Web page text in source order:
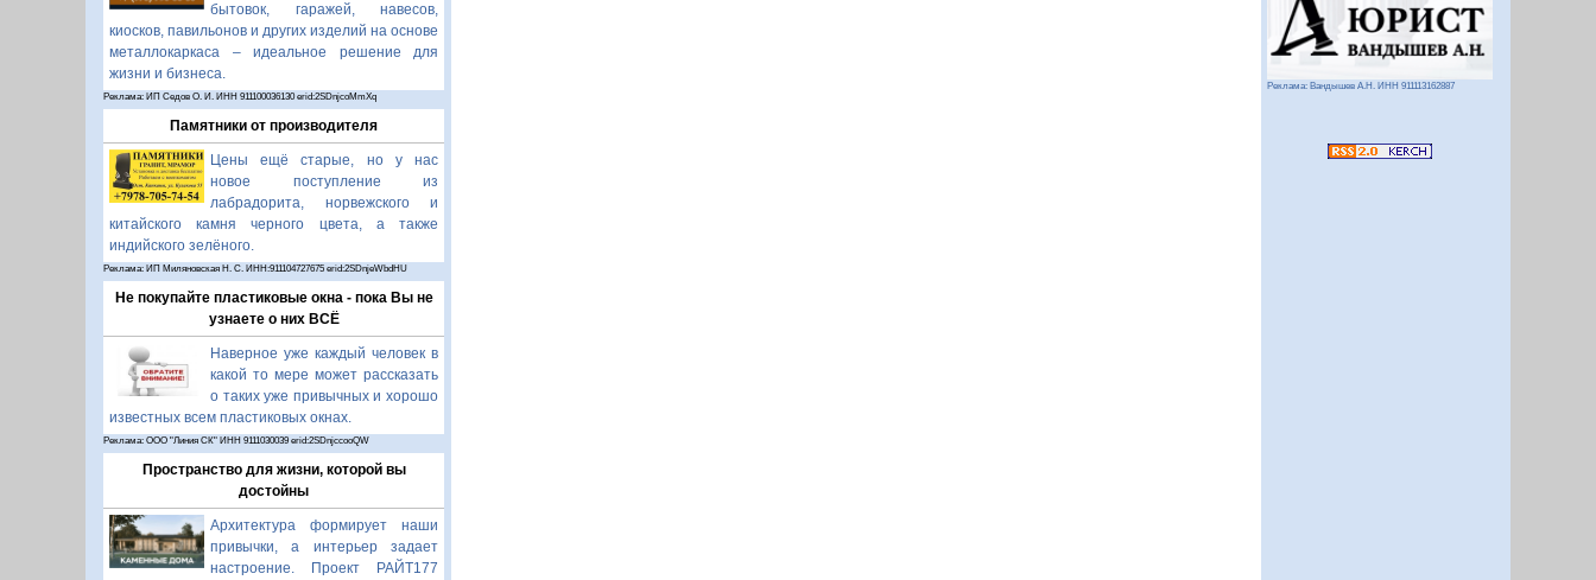
бытовок, гаражей, навесов,
киосков, павильонов и других изделий на основе
металлокаркаса – идеальное решение для
жизни и бизнеса.
Реклама: ИП Седов О. И. ИНН 911100036130 erid:2SDnjcoMmXq
Памятники от производителя
Цены ещё старые, но у нас
новое поступление из
лабрадорита, норвежского и
китайского камня черного цвета, а также
индийского зелёного.
Реклама: ИП Миляновская Н. С. ИНН:911104727675 erid:2SDnjeWbdHU
Не покупайте пластиковые окна - пока Вы не
узнаете о них ВСЁ
Наверное уже каждый человек в
какой то мере может рассказать
о таких уже привычных и хорошо
известных всем пластиковых окнах.
Реклама: ООО "Линия СК" ИНН 9111030039 erid:2SDnjccooQW
Пространство для жизни, которой вы
достойны
Архитектура формирует наши
привычки, а интерьер задает
настроение. Проект РАЙТ177
Реклама: Вандышев А.Н. ИНН 911113162887